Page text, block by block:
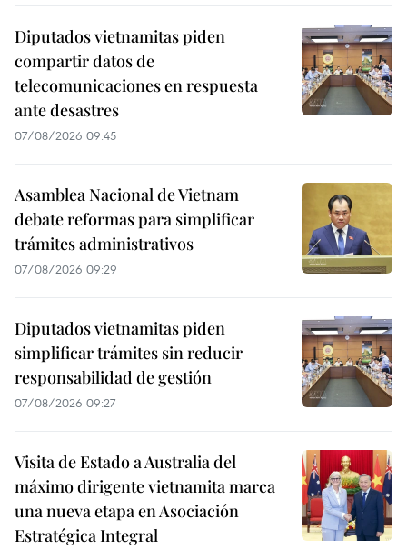
Diputados vietnamitas piden
compartir datos de
telecomunicaciones en respuesta
ante desastres
07/08/2026 09:45
Asamblea Nacional de Vietnam
debate reformas para simplificar
trámites administrativos
07/08/2026 09:29
Diputados vietnamitas piden
simplificar trámites sin reducir
responsabilidad de gestión
07/08/2026 09:27
Visita de Estado a Australia del
máximo dirigente vietnamita marca
una nueva etapa en Asociación
Estratégica Integral